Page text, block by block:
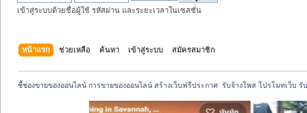
เข้าสู่ระบบด้วยชื่อผู้ใช้ รหัสผ่าน และระยะเวลาในเซสชั่น
หน้าแรก ช่วยเหลือ ค้นหา เข้าสู่ระบบ สมัครสมาชิก
ชี้ช่องขายของออนไลน์ การขายของออนไลน์ สร้างเว็บฟรีประกาศ  รับจ้างโพส โปรโมทเว็บ รั